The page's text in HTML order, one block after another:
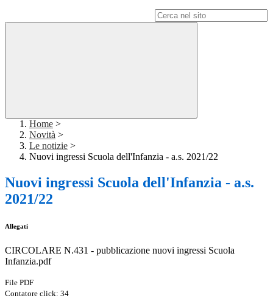
Home >
Novità >
Le notizie >
Nuovi ingressi Scuola dell'Infanzia - a.s. 2021/22
Nuovi ingressi Scuola dell'Infanzia - a.s.
2021/22
Allegati
CIRCOLARE N.431 - pubblicazione nuovi ingressi Scuola
Infanzia.pdf
File PDF
Contatore click: 34